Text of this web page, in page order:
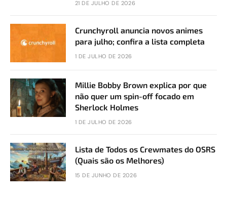
21 DE JULHO DE 2026
Crunchyroll anuncia novos animes
para julho; confira a lista completa
1 DE JULHO DE 2026
Millie Bobby Brown explica por que
não quer um spin-off focado em
Sherlock Holmes
1 DE JULHO DE 2026
Lista de Todos os Crewmates do OSRS
(Quais são os Melhores)
15 DE JUNHO DE 2026